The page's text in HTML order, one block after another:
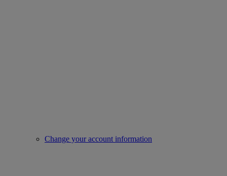
Change your account information